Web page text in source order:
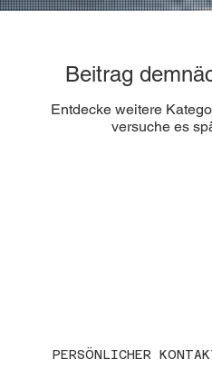
Beitrag
Entdecke weitere
versuche es
PERSÖNLICHER